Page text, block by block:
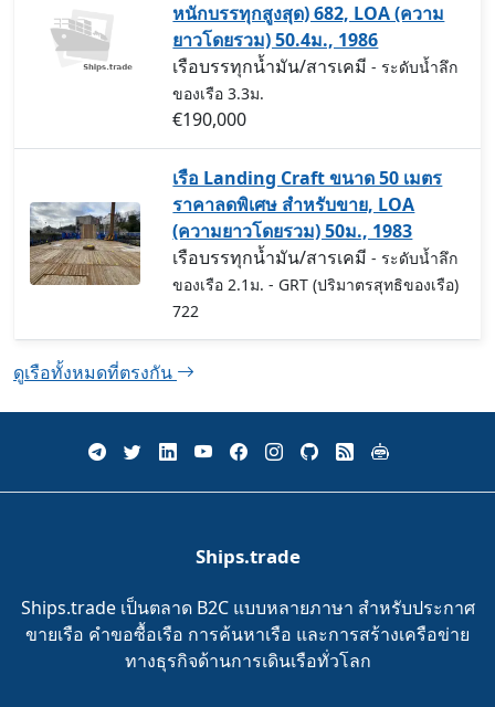
หนักบรรทุกสูงสุด) 682, LOA (ความ
ยาวโดยรวม) 50.4ม., 1986
เรือบรรทุกน้ำมัน/สารเคมี- ระดับน้ำลึก
ของเรือ 3.3ม.
€190,000
เรือ Landing Craft ขนาด 50 เมตร
ราคาลดพิเศษ สำหรับขาย, LOA
(ความยาวโดยรวม) 50ม., 1983
เรือบรรทุกน้ำมัน/สารเคมี- ระดับน้ำลึก
ของเรือ 2.1ม. - GRT (ปริมาตรสุทธิของเรือ)
722
ดูเรือทั้งหมดที่ตรงกัน
Ships.trade
Ships.trade เป็นตลาด B2C แบบหลายภาษา สำหรับประกาศ
ขายเรือ คำขอซื้อเรือ การค้นหาเรือ และการสร้างเครือข่าย
ทางธุรกิจด้านการเดินเรือทั่วโลก